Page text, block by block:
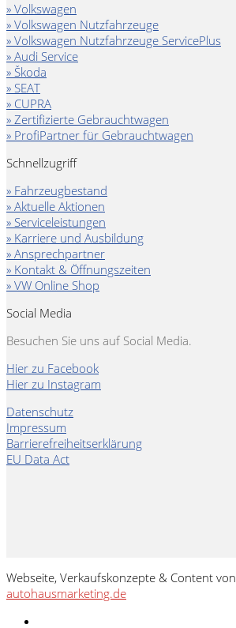
» Volkswagen
» Volkswagen Nutzfahrzeuge
» Volkswagen Nutzfahrzeuge ServicePlus
» Audi Service
» Škoda
» SEAT
» CUPRA
» Zertifizierte Gebrauchtwagen
» ProfiPartner für Gebrauchtwagen
Schnellzugriff
» Fahrzeugbestand
» Aktuelle Aktionen
» Serviceleistungen
» Karriere und Ausbildung
» Ansprechpartner
» Kontakt & Öffnungszeiten
» VW Online Shop
Social Media
Besuchen Sie uns auf Social Media.
Hier zu Facebook
Hier zu Instagram
Datenschutz
Impressum
Barrierefreiheitserklärung
EU Data Act
Webseite, Verkaufskonzepte & Content von
autohausmarketing.de